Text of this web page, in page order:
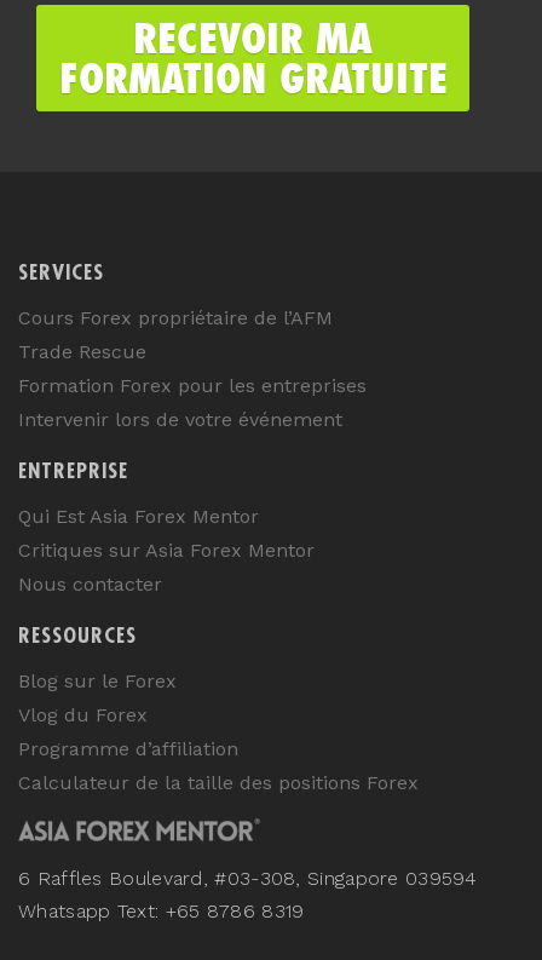
SERVICES
Cours Forex propriétaire de l’AFM
Trade Rescue
Formation Forex pour les entreprises
Intervenir lors de votre événement
ENTREPRISE
Qui Est Asia Forex Mentor
Critiques sur Asia Forex Mentor
Nous contacter
RESSOURCES
Blog sur le Forex
Vlog du Forex
Programme d’affiliation
Calculateur de la taille des positions Forex
6 Raffles Boulevard, #03-308, Singapore 039594
Whatsapp Text: +65 8786 8319